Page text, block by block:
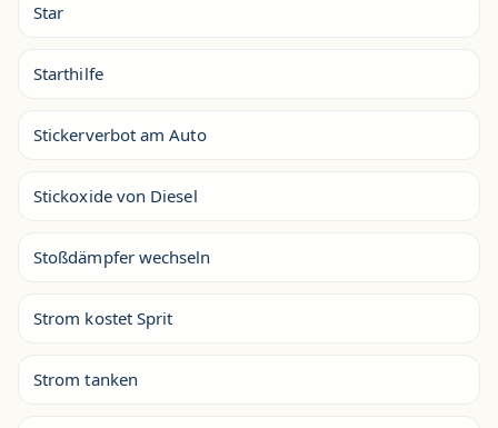
Star
Starthilfe
Stickerverbot am Auto
Stickoxide von Diesel
Stoßdämpfer wechseln
Strom kostet Sprit
Strom tanken